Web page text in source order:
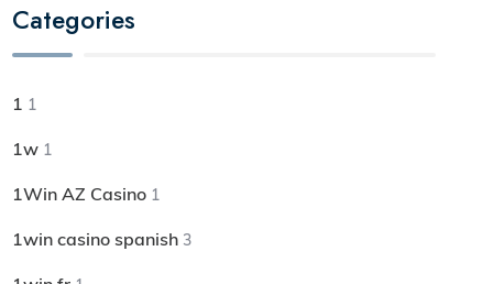
Categories
1 1
1w 1
1Win AZ Casino 1
1win casino spanish 3